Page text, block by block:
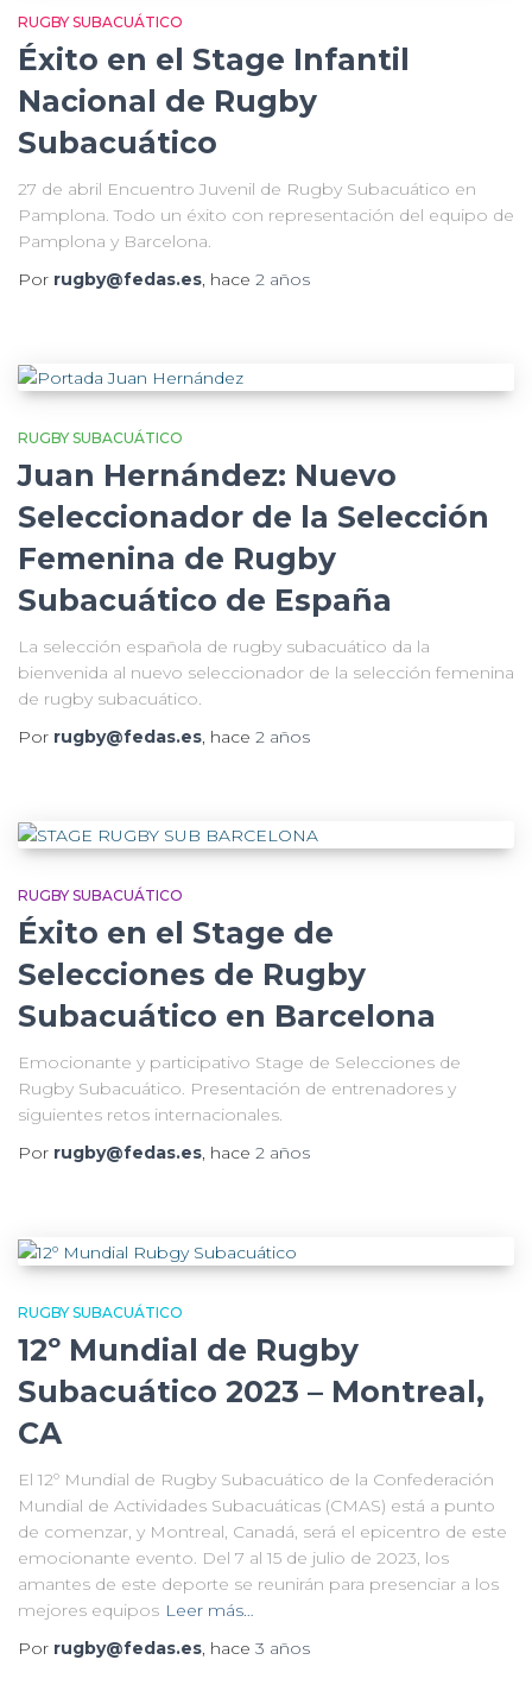
RUGBY SUBACUÁTICO
Éxito en el Stage Infantil
Nacional de Rugby
Subacuático
27 de abril Encuentro Juvenil de Rugby Subacuático en
Pamplona. Todo un éxito con representación del equipo de
Pamplona y Barcelona.
Por rugby@fedas.es, hace 2 años
RUGBY SUBACUÁTICO
Juan Hernández: Nuevo
Seleccionador de la Selección
Femenina de Rugby
Subacuático de España
La selección española de rugby subacuático da la
bienvenida al nuevo seleccionador de la selección femenina
de rugby subacuático.
Por rugby@fedas.es, hace 2 años
RUGBY SUBACUÁTICO
Éxito en el Stage de
Selecciones de Rugby
Subacuático en Barcelona
Emocionante y participativo Stage de Selecciones de
Rugby Subacuático. Presentación de entrenadores y
siguientes retos internacionales.
Por rugby@fedas.es, hace 2 años
RUGBY SUBACUÁTICO
12º Mundial de Rugby
Subacuático 2023 – Montreal,
CA
El 12º Mundial de Rugby Subacuático de la Confederación
Mundial de Actividades Subacuáticas (CMAS) está a punto
de comenzar, y Montreal, Canadá, será el epicentro de este
emocionante evento. Del 7 al 15 de julio de 2023, los
amantes de este deporte se reunirán para presenciar a los
mejores equipos Leer más…
Por rugby@fedas.es, hace 3 años